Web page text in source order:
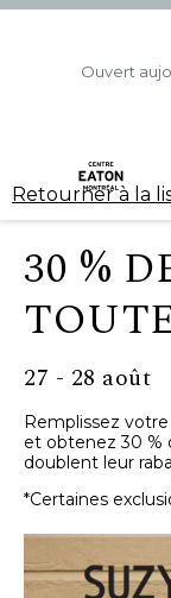
Ouvert
vendredi
Retourner à la
30 %
27 - 28 août
Remplissez
et obtenez 30 %
doublent leur
*Certaines